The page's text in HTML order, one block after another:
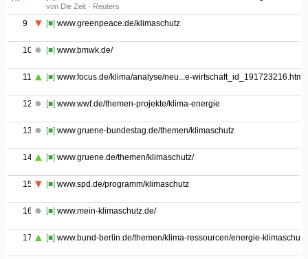
von Die Zeit · Reuters
9 [■] www.greenpeace.de/klimaschutz
10 [■] www.bmwk.de/
11 [■] www.focus.de/klima/analyse/neu...e-wirtschaft_id_191723216.html
12 [■] www.wwf.de/themen-projekte/klima-energie
13 [■] www.gruene-bundestag.de/themen/klimaschutz
14 [■] www.gruene.de/themen/klimaschutz/
15 [■] www.spd.de/programm/klimaschutz
16 [■] www.mein-klimaschutz.de/
17 [■] www.bund-berlin.de/themen/klima-ressourcen/energie-klimaschutz/